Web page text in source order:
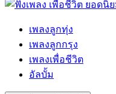
เพลงลูกทุ่ง
เพลงลูกกรุง
เพลงเพื่อชีวิต
อัลบั้ม